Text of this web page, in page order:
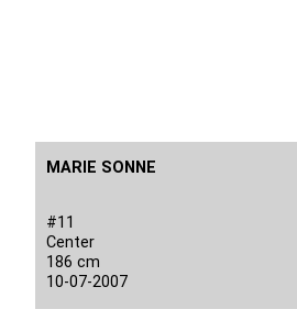
MARIE SONNE
#11
Center
186 cm
10-07-2007